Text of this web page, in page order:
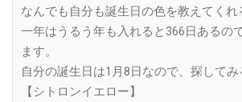
なんでも自分も誕生日の色を教えてくれ
一年はうるう年も入れると366日あるの
ます。
自分の誕生日は1月8日なので、探してみ
【シトロンイエロー】